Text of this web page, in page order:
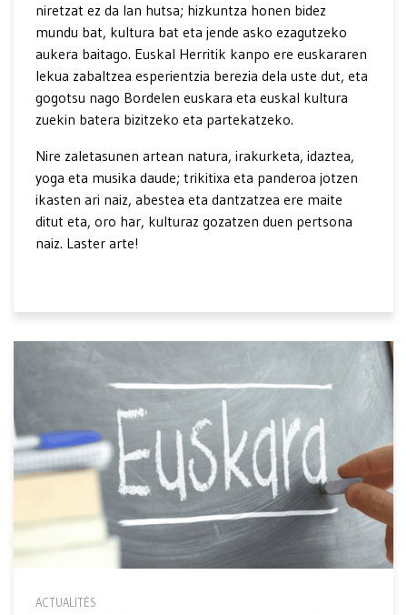
niretzat ez da lan hutsa; hizkuntza honen bidez
mundu bat, kultura bat eta jende asko ezagutzeko
aukera baitago. Euskal Herritik kanpo ere euskararen
lekua zabaltzea esperientzia berezia dela uste dut, eta
gogotsu nago Bordelen euskara eta euskal kultura
zuekin batera bizitzeko eta partekatzeko.
Nire zaletasunen artean natura, irakurketa, idaztea,
yoga eta musika daude; trikitixa eta panderoa jotzen
ikasten ari naiz, abestea eta dantzatzea ere maite
ditut eta, oro har, kulturaz gozatzen duen pertsona
naiz. Laster arte!
ACTUALITÉS